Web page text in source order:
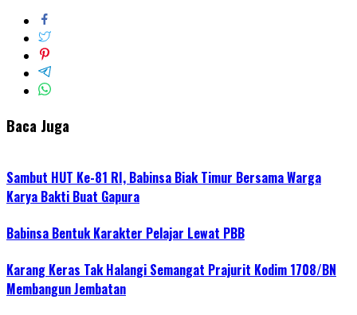
Baca Juga
Sambut HUT Ke-81 RI, Babinsa Biak Timur Bersama Warga
Karya Bakti Buat Gapura
Babinsa Bentuk Karakter Pelajar Lewat PBB
Karang Keras Tak Halangi Semangat Prajurit Kodim 1708/BN
Membangun Jembatan